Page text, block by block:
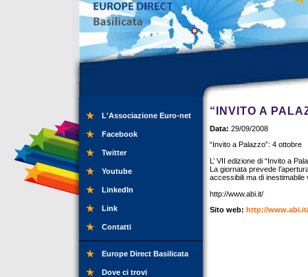
L'Associazione Euro-net
Facebook
Twitter
Youtube
LinkedIn
Link
Contatti
Europe Direct Basilicata
Dove ci trovi
“INVITO A
Data: 29/09/2008
“Invito a Palazzo”: 4 ottobre
L’ VII edizione di “Invito a
La giornata prevede
accessibili ma di
http://www.abi.it/
Sito web: http://www.abi.it/